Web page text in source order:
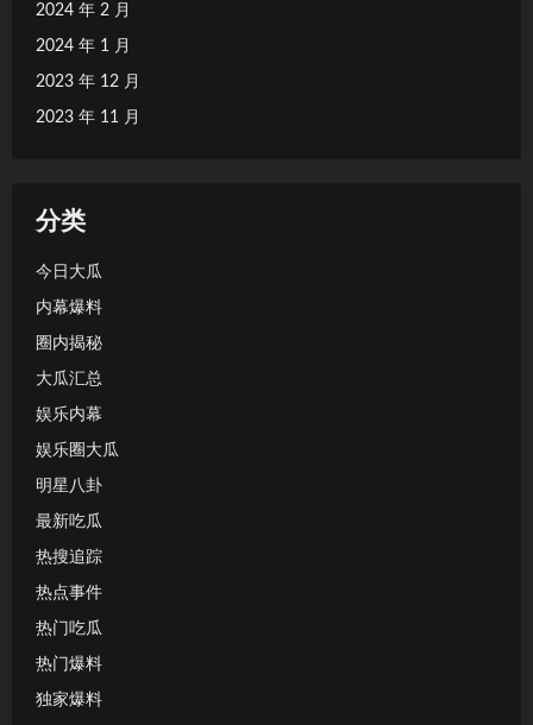
2024 年 2 月
2024 年 1 月
2023 年 12 月
2023 年 11 月
分类
今日大瓜
内幕爆料
圈内揭秘
大瓜汇总
娱乐内幕
娱乐圈大瓜
明星八卦
最新吃瓜
热搜追踪
热点事件
热门吃瓜
热门爆料
独家爆料